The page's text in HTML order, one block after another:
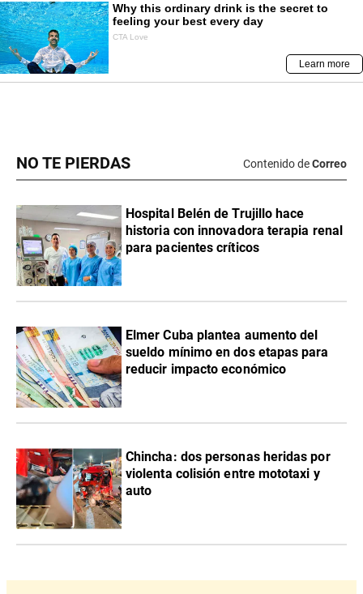
NO TE PIERDAS Contenido deCorreo
Hospital Belén de Trujillo hace
historia con innovadora terapia renal
para pacientes críticos
Elmer Cuba plantea aumento del
sueldo mínimo en dos etapas para
reducir impacto económico
Chincha: dos personas heridas por
violenta colisión entre mototaxi y
auto